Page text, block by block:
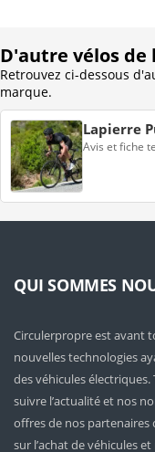
D'autre vélos
Retrouvez ci-dessous
marque.
Lapierre
Avis et fiche
QUI SOMMES
Circulerpropre est avant
nouvelles technologies
des véhicules
suivre l’actualité et nos
offres de nos
sur l’achat de véhicules